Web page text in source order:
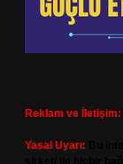
Reklam ve İletişim:
Yasal Uyarı: